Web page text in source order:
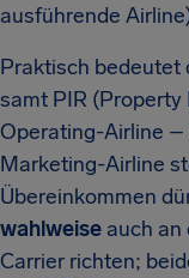
ausführende
Praktisch bedeutet
samt PIR
Operating-Airline –
Marketing-Airline
Übereinkommen
wahlweise auch an
Carrier richten;